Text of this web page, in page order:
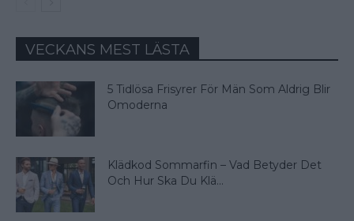
VECKANS MEST LÄSTA
5 Tidlösa Frisyrer För Män Som Aldrig Blir
Omoderna
Klädkod Sommarfin – Vad Betyder Det
Och Hur Ska Du Klä...